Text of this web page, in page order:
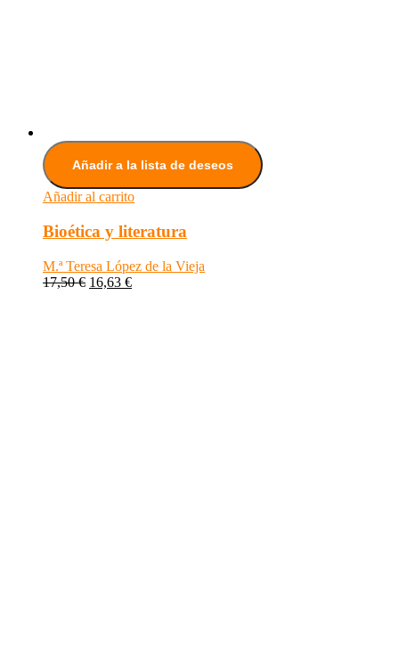
Añadir a la lista de deseos
Añadir al carrito
Bioética y literatura
M.ª Teresa López de la Vieja
17,50€ 16,63 €